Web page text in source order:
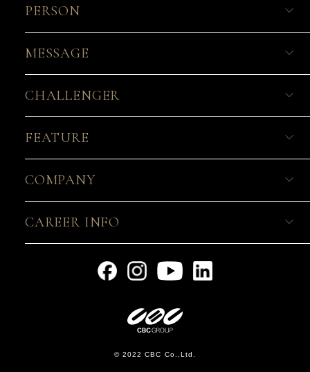
PERSON
MESSAGE
CHALLENGER
FEATURE
COMPANY
CAREER INFO
© 2022 CBC Co.,Ltd.